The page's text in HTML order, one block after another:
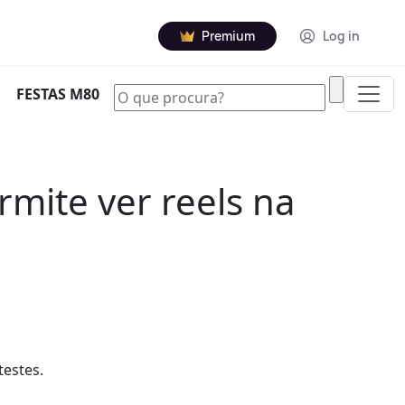
Premium Log in
FESTAS M80
ver reels na